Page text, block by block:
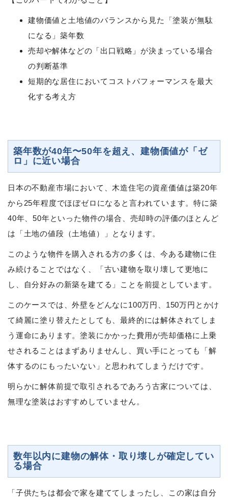
建物価値と土地値のバランスから見た「塗装が無駄
になる」築年数
売却や解体などの「出口戦略」が決まっている場合
の判断基準
短期的な居住においてコストパフォーマンスを最大
化する考え方
築年数が40年〜50年を超え、建物価値が「ゼ
ロ」に近い場合
日本の不動産市場において、木造住宅の資産価値は築20年
から25年程度でほぼゼロになると言われています。特に築
40年、50年といった物件の場合、売却時の評価のほとんど
は「土地の値段（土地値）」となります。
このような物件を購入される方の多くは、今ある建物に住
み続けることではなく、「古い建物を取り壊して更地に
し、自分好みの新築を建てる」ことを前提としています。
このケースでは、外壁をどんなに100万円、150万円とかけ
て綺麗に塗り替えたとしても、最終的には解体されてしま
う運命にあります。塗装にかかった費用が売却価格に上乗
せされることはまずありませんし、買い手にとっても「解
体するのにもったいない」と思われてしまうだけです。
明らかに解体前提で取引されるであろう古家については、
無理な塗装はおすすめしていません。
数年以内に建物の解体・取り壊しが確定してい
る場合
「子供たちは都会で家を建ててしまったし、この家は自分